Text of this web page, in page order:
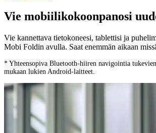
Vie mobiilikokoonpanosi
Vie kannettava tietokoneesi, tablettisi ja
Mobi Foldin avulla. Saat enemmän aikaan
* Yhteensopiva Bluetooth-hiiren navigointia tukevien
mukaan lukien Android-laitteet.